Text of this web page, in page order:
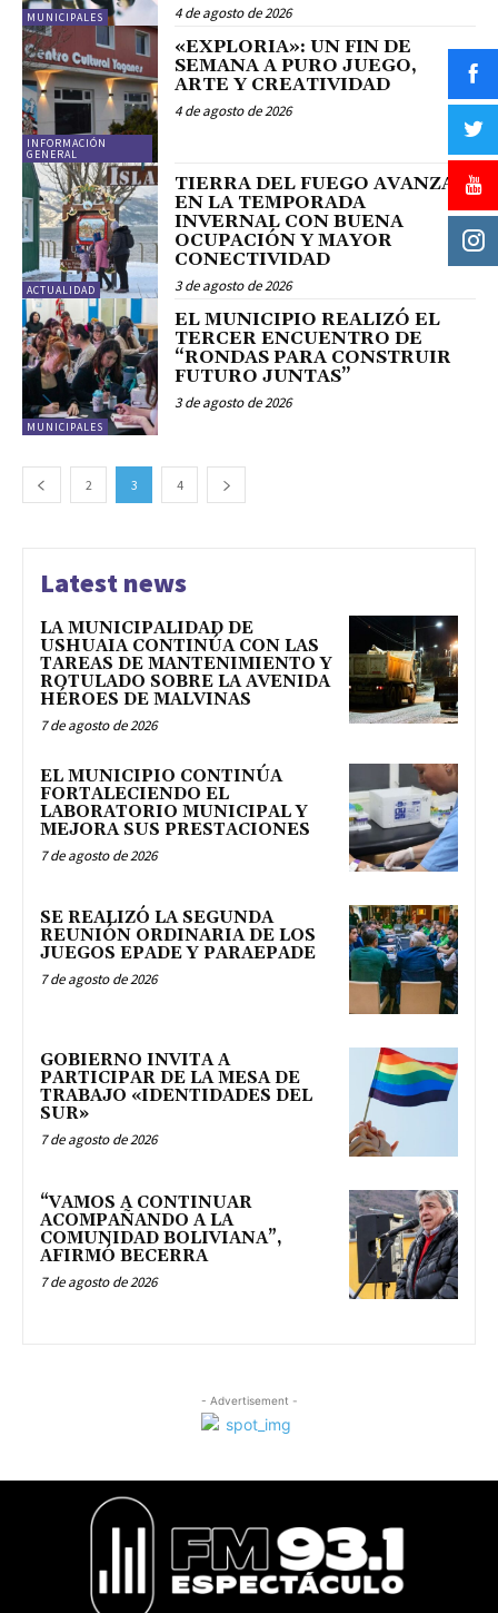
MUNICIPALES 4 de agosto de 2026
INFORMACIÓN
GENERAL
«EXPLORIA»: UN FIN DE
SEMANA A PURO JUEGO,
ARTE Y CREATIVIDAD
4 de agosto de 2026
ACTUALIDAD
TIERRA DEL FUEGO AVANZA
EN LA TEMPORADA
INVERNAL CON BUENA
OCUPACIÓN Y MAYOR
CONECTIVIDAD
3 de agosto de 2026
MUNICIPALES
EL MUNICIPIO REALIZÓ EL
TERCER ENCUENTRO DE
“RONDAS PARA CONSTRUIR
FUTURO JUNTAS”
3 de agosto de 2026
2 3 4
Latest news
LA MUNICIPALIDAD DE
USHUAIA CONTINÚA CON LAS
TAREAS DE MANTENIMIENTO Y
ROTULADO SOBRE LA AVENIDA
HÉROES DE MALVINAS
7 de agosto de 2026
EL MUNICIPIO CONTINÚA
FORTALECIENDO EL
LABORATORIO MUNICIPAL Y
MEJORA SUS PRESTACIONES
7 de agosto de 2026
SE REALIZÓ LA SEGUNDA
REUNIÓN ORDINARIA DE LOS
JUEGOS EPADE Y PARAEPADE
7 de agosto de 2026
GOBIERNO INVITA A
PARTICIPAR DE LA MESA DE
TRABAJO «IDENTIDADES DEL
SUR»
7 de agosto de 2026
“VAMOS A CONTINUAR
ACOMPAÑANDO A LA
COMUNIDAD BOLIVIANA”,
AFIRMÓ BECERRA
7 de agosto de 2026
- Advertisement -